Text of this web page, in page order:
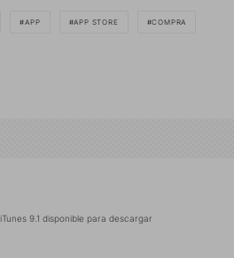
APP APP STORE COMPRA
iTunes 9.1 disponible para descargar